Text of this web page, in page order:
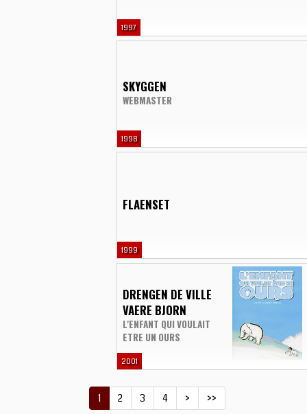
1997
SKYGGEN
WEBMASTER
1998
FLAENSET
1999
DRENGEN DE VILLE
VAERE BJORN
L'ENFANT QUI VOULAIT
ETRE UN OURS
2001
1 2 3 4 > >>